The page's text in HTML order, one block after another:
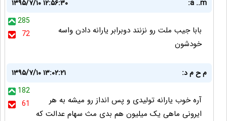
a ..m:
۱۳۹۵/۷/۱۰ ۱۲:۵۶:۳۰
285
72
بابا جیب ملت رو نزنند دوبرابر یارانه دادن واسه
خودشون
م ح م د:
۱۳۹۵/۷/۱۰ ۱۳:۰۲:۲۱
182
61
آره خوب یارانه تولیدی و پس انداز رو میشه به هر
ایرونی ماهی یک میلیون هم بدی مث سهام عدالت که